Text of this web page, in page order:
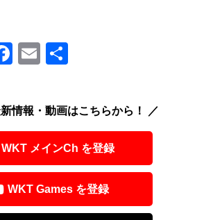
F
c
e
b
o
o
k
E
ail
情報・動画はこちらから！ ／
WKT メインCh を登録
WKT Games を登録